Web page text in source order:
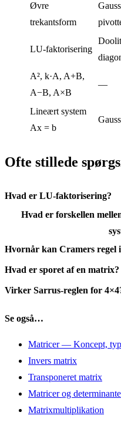
Øvre
trekantsform
LU-faktorisering
A², k·A, A+B,
A−B, A×B
—
Lineært system
Ax = b
Ofte stillede
Hvad er LU-faktorisering?
Hvad er forskellen
Hvornår kan Cramers regel
Hvad er sporet af en matrix?
Virker Sarrus-reglen for
Se også…
Matricer — Koncept,
Invers matrix
Transponeret matrix
Matricer og
Matrixmultiplikation